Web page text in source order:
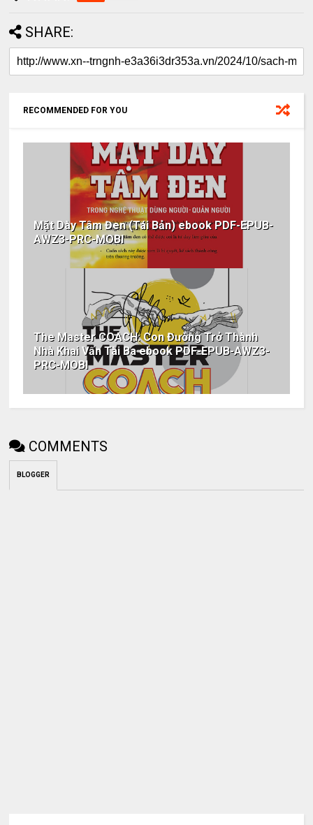
SHARE:
RECOMMENDED FOR YOU
Mặt Dày Tâm Đen (Tái Bản) ebook PDF-EPUB-
AWZ3-PRC-MOBI
The Master COACH: Con Đường Trở Thành
Nhà Khai Vấn Tài Ba ebook PDF-EPUB-AWZ3-
PRC-MOBI
COMMENTS
BLOGGER